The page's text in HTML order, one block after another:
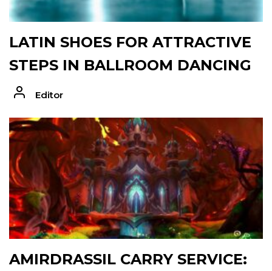
LATIN SHOES FOR ATTRACTIVE
STEPS IN BALLROOM DANCING
Editor
AMIRDRASSIL CARRY SERVICE: